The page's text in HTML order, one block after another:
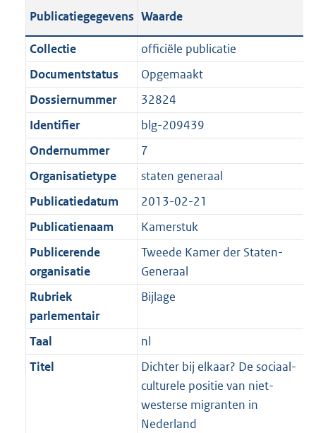
l
c
t
i
e
n
f
o
r
m
a
a
t
o
t
:
1
,
M
b
a
n
d
s
r
o
t
t
e
:
1
K
b
a
n
d
g
r
o
t
t
e
:
K
Publicatiegegevens Waarde
Collectie
officiële publicatie
Documentstatus
Opgemaakt
Dossiernummer
32824
Identifier
blg-209439
Ondernummer
7
Organisatietype
staten generaal
Publicatiedatum
2013-02-21
Publicatienaam
Kamerstuk
Publicerende
organisatie
Tweede Kamer der Staten-
Generaal
Rubriek
parlementair
Bijlage
Taal
nl
Titel
Dichter bij elkaar? De sociaal-
culturele positie van niet-
westerse migranten in
Nederland